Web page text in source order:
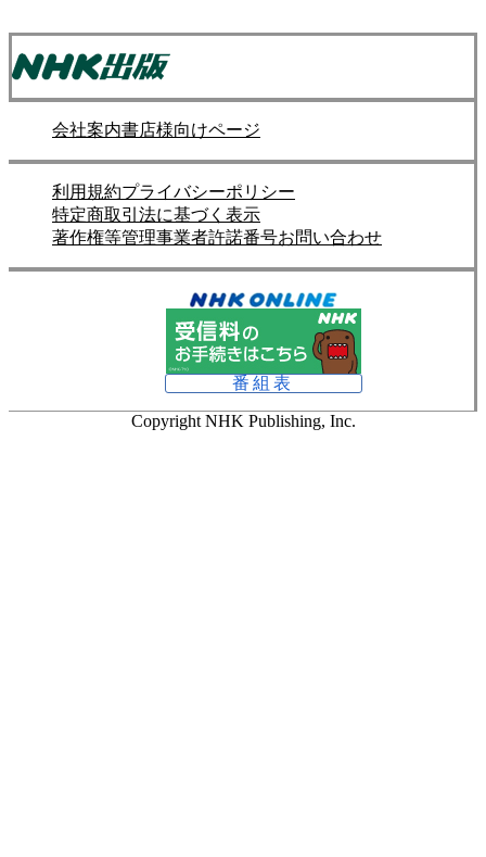
会社案内書店様向けページ
利用規約プライバシーポリシー
特定商取引法に基づく表示
著作権等管理事業者許諾番号お問い合わせ
番組表
Copyright NHK Publishing, Inc.